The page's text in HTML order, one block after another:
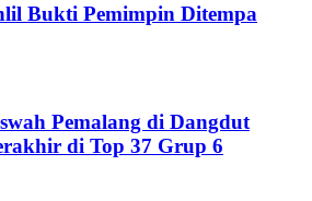
Bukti Pemimpin Ditempa
Pemalang di Dangdut
di Top 37 Grup 6